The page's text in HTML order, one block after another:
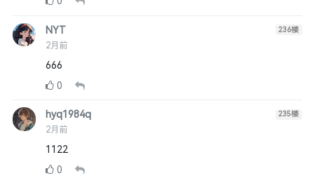
NYT
2月前
236楼
666
0
hyq1984q
2月前
235楼
1122
0